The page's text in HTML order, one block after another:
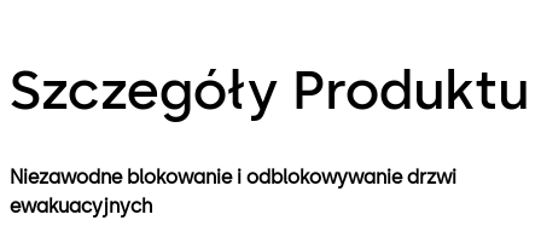
Szczegóły Produktu
Niezawodne blokowanie i odblokowywanie drzwi
ewakuacyjnych